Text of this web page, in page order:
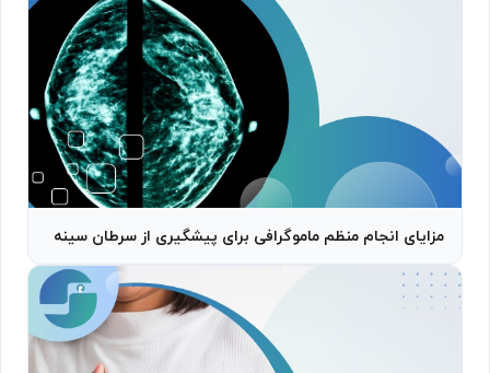
مزایای انجام منظم ماموگرافی برای پیشگیری از سرطان سینه